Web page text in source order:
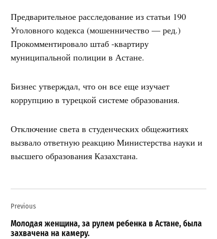
Предварительное расследование из статьи 190
Уголовного кодекса (мошенничество — ред.)
Прокомментировало штаб -квартиру
муниципальной полиции в Астане.
Бизнес утверждал, что он все еще изучает
коррупцию в турецкой системе образования.
Отключение света в студенческих общежитиях
вызвало ответную реакцию Министерства науки и
высшего образования Казахстана.
по
записям
Previous
Молодая женщина, за рулем ребенка в Астане, была
захвачена на камеру.